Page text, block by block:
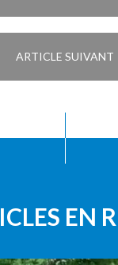
ARTICLE SUIVANT
EN